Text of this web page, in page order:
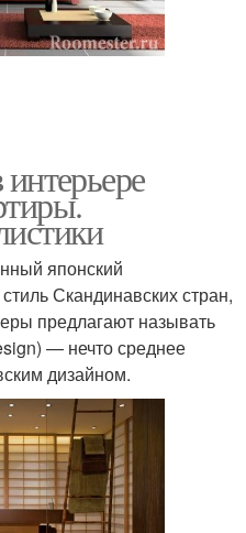
японский
Скандинавских стран,
предлагают называть
— нечто среднее
дизайном.